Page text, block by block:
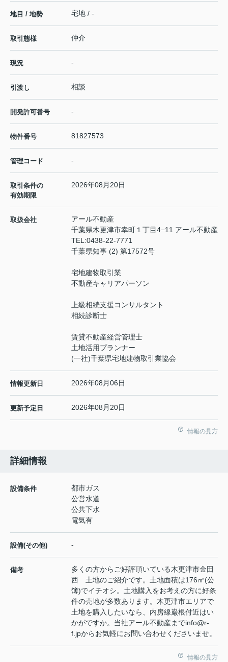
地目 / 地勢 宅地 / -
取引態様 仲介
現況 -
引渡し 相談
開発許可番号 -
物件番号 81827573
管理コード -
取引条件の
有効期限
2026年08月20日
取扱会社
アール不動産
千葉県木更津市幸町１丁目4−11 アール不動産
TEL:0438-22-7771
千葉県知事 (2) 第17572号
宅地建物取引業
不動産キャリアパーソン
上級相続支援コンサルタント
相続診断士
賃貸不動産経営管理士
土地活用プランナー
(一社)千葉県宅地建物取引業協会
情報更新日 2026年08月06日
更新予定日 2026年08月20日
情報の見方
詳細情報
設備条件
都市ガス
公営水道
公共下水
電気有
設備(その他) -
備考
多くの方からご好評頂いている木更津市金田
西 土地のご紹介です。土地面積は176㎡(公
簿)でイチオシ。土地購入をお考えの方に好条
件の売地が多数あります。木更津市エリアで
土地を購入したいなら、内房線巌根付近はい
かがですか。当社アール不動産までinfo@r-
f.jpからお気軽にお問い合わせくださいませ。
情報の見方